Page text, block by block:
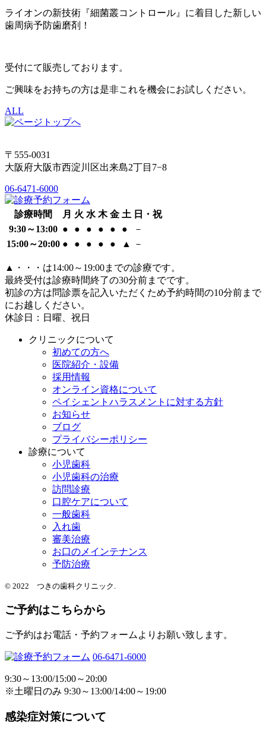
ライオンの新技術『細菌叢コントロール』に着目した新しい
歯周病予防歯磨剤！
受付にて販売しております。
ご興味をお持ちの方は是非これを機会にお試しください。
ALL
〒555-0031
大阪府大阪市西淀川区出来島2丁目7−8
06-6471-6000
診療時間 月 火 水 木 金 土 日・祝
9:30～13:00 ● ● ● ● ● ●
－
15:00～20:00 ● ● ● ● ● ▲ －
▲
・・・は14:00～19:00までの診療です。
最終受付は診療時間終了の30分前までです。
初診の方は問診票を記入いただくため予約時間の10分前まで
にお越しください。
休診日：日曜、祝日
クリニックについて
初めての方へ
医院紹介・設備
採用情報
オンライン資格について
ペイシェントハラスメントに対する方針
お知らせ
ブログ
プライバシーポリシー
診療について
小児歯科
小児歯科の治療
訪問診療
口腔ケアについて
一般歯科
入れ歯
審美治療
お口のメインテナンス
予防治療
© 2022 つきの歯科クリニック.
ご予約はこちらから
ご予約はお電話・予約フォームよりお願い致します。
06-6471-6000
9:30～13:00/15:00～20:00
※土曜日のみ 9:30～13:00/14:00～19:00
感染症対策について